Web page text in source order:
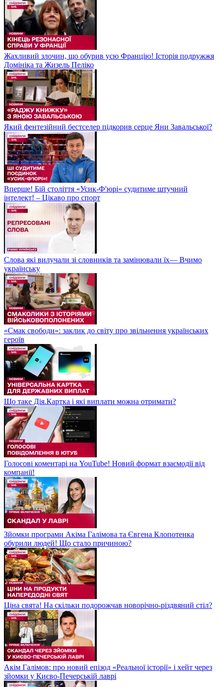
Жахливий злочин, що обурив усю Францію! Історія подружжя
Домініка та Жизель Пеліко
Який фентезійний бестселер підкорив серце Яни Завальської?
Вперше! Бій століття «Усик-Ф'юрі» судитиме штучний
інтелект! – Цікаво про спорт
Слова які вилучали зі словників та замінювали їх— Вчимо
українську
«Смак свободи»: заклик до світу про звільнення українських
героїв
Що таке Дія.Картка і які виплати можна отримати?
Голосові коментарі на YouTube! Новий формат взаємодії від
компанії!
Зйомки програми Акіма Галімова та Євгена Клопотенка
обурили людей! Що стало причиною?
Ціна свята! На скільки подорожчав новорічно-різдвяний стіл?
Акім Галімов: про новий епізод «Реальної історії» і хейт через
зйомки у Києво-Печерській лаврі